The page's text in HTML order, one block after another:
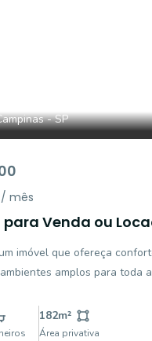
- SP
/ mês
Venda ou
imóvel que ofereça
amplos para toda
m² de área construída, o
proporc
182m²
Área privativa